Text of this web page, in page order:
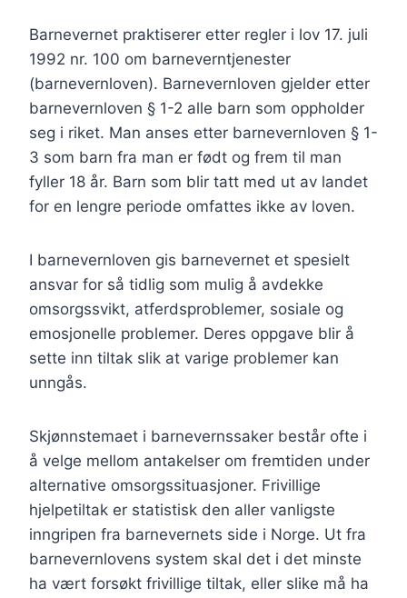
Barnevernet praktiserer etter regler i lov 17. juli
1992 nr. 100 om barneverntjenester
(barnevernloven). Barnevernloven gjelder etter
barnevernloven § 1-2 alle barn som oppholder
seg i riket. Man anses etter barnevernloven § 1-
3 som barn fra man er født og frem til man
fyller 18 år. Barn som blir tatt med ut av landet
for en lengre periode omfattes ikke av loven.
I barnevernloven gis barnevernet et spesielt
ansvar for så tidlig som mulig å avdekke
omsorgssvikt, atferdsproblemer, sosiale og
emosjonelle problemer. Deres oppgave blir å
sette inn tiltak slik at varige problemer kan
unngås.
Skjønnstemaet i barnevernssaker består ofte i
å velge mellom antakelser om fremtiden under
alternative omsorgssituasjoner. Frivillige
hjelpetiltak er statistisk den aller vanligste
inngripen fra barnevernets side i Norge. Ut fra
barnevernlovens system skal det i det minste
ha vært forsøkt frivillige tiltak, eller slike må ha